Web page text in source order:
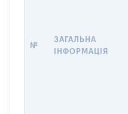
№
ЗАГАЛЬНА
ІНФОРМАЦІЯ